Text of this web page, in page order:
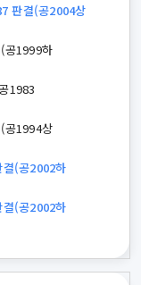
판결(공2004상
공1999하
1983
공1994상
(공2002하
(공2002하